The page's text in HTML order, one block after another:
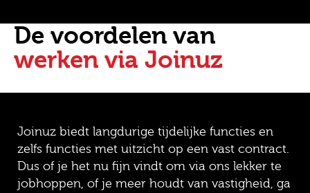
De voordelen van
werken via Joinuz
Joinuz biedt langdurige tijdelijke functies en
zelfs functies met uitzicht op een vast contract.
Dus of je het nu fijn vindt om via ons lekker te
jobhoppen, of je meer houdt van vastigheid, ga